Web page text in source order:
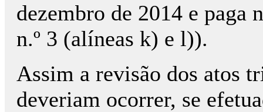
dezembro de 2014 e paga
n.º 3 (alíneas k) e l)).
Assim a revisão dos atos
deveriam ocorrer, se